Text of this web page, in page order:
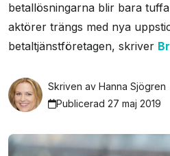
betallösningarna blir bara
aktörer trängs med nya
betaltjänstföretagen, skriver
Skriven av Hanna Sjögren
Publicerad 27 maj 2019